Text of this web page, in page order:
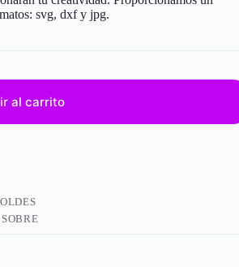
svg, dxf y jpg.
al carrito